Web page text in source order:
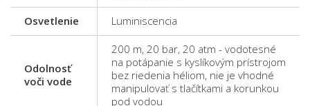
Osvetlenie Luminiscencia
Odolnosť
voči vode
200 m, 20 bar, 20 atm - vodotesné
na potápanie s kyslíkovým prístrojom
bez riedenia héliom, nie je vhodné
manipulovať s tlačítkami a korunkou
pod vodou